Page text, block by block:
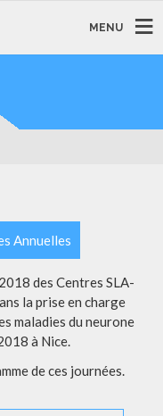
MENU
Annuelles
des Centres SLA-
la prise en charge
maladies du neurone
à Nice.
de ces journées.